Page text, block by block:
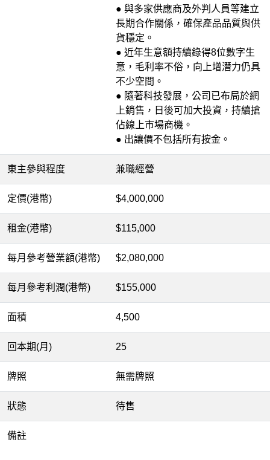
● 與多家供應商及外判人員等建立
長期合作關係，確保產品品質與供
貨穩定。
● 近年生意額持續錄得8位數字生
意，毛利率不俗，向上增潛力仍具
不少空間。
● 隨著科技發展，公司已布局於網
上銷售，日後可加大投資，持續搶
佔線上市場商機。
● 出讓價不包括所有按金。
東主參與程度 兼職經營
定價(港幣) $4,000,000
租金(港幣) $115,000
每月參考營業額(港幣) $2,080,000
每月參考利潤(港幣) $155,000
面積 4,500
回本期(月) 25
牌照 無需牌照
狀態 待售
備註